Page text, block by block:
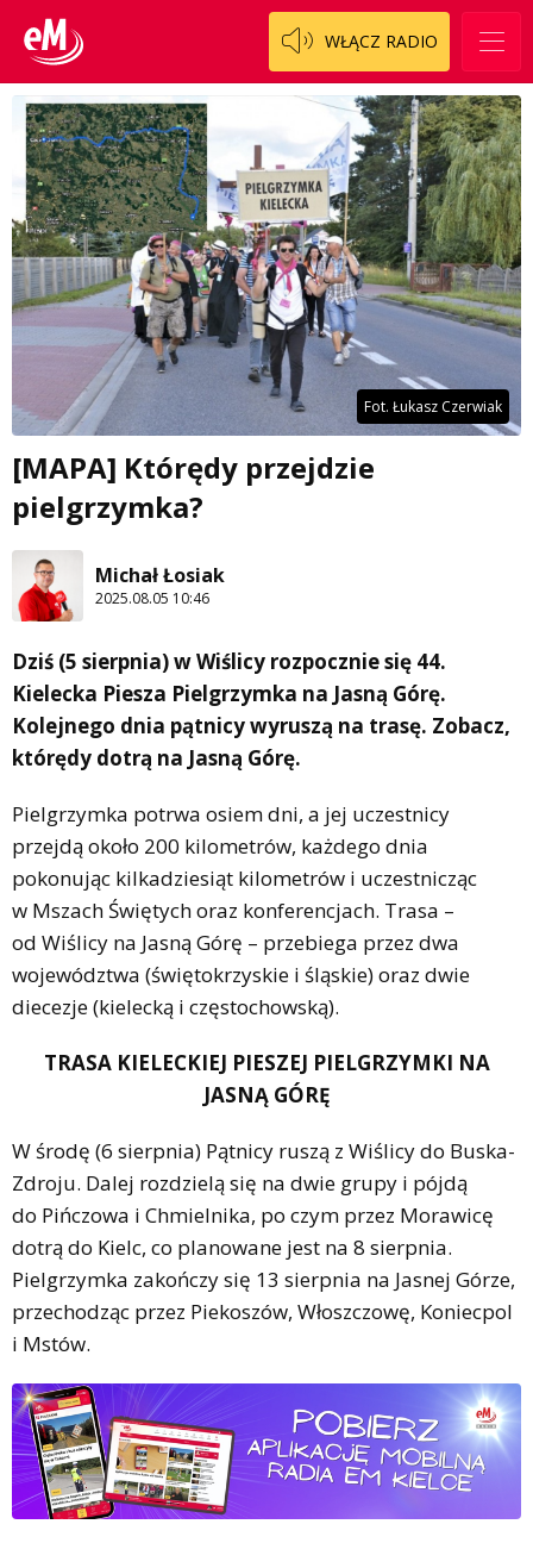
WŁĄCZ RADIO
Fot. Łukasz Czerwiak
[MAPA] Którędy przejdzie
pielgrzymka?
Michał Łosiak
2025.08.05 10:46
Dziś (5 sierpnia) w Wiślicy rozpocznie się 44.
Kielecka Piesza Pielgrzymka na Jasną Górę.
Kolejnego dnia pątnicy wyruszą na trasę. Zobacz,
którędy dotrą na Jasną Górę.
Pielgrzymka potrwa osiem dni, a jej uczestnicy
przejdą około 200 kilometrów, każdego dnia
pokonując kilkadziesiąt kilometrów i uczestnicząc
w Mszach Świętych oraz konferencjach. Trasa –
od Wiślicy na Jasną Górę – przebiega przez dwa
województwa (świętokrzyskie i śląskie) oraz dwie
diecezje (kielecką i częstochowską).
TRASA KIELECKIEJ PIESZEJ PIELGRZYMKI NA
JASNĄ GÓRĘ
W środę (6 sierpnia) Pątnicy ruszą z Wiślicy do Buska-
Zdroju. Dalej rozdzielą się na dwie grupy i pójdą
do Pińczowa i Chmielnika, po czym przez Morawicę
dotrą do Kielc, co planowane jest na 8 sierpnia.
Pielgrzymka zakończy się 13 sierpnia na Jasnej Górze,
przechodząc przez Piekoszów, Włoszczowę, Koniecpol
i Mstów.